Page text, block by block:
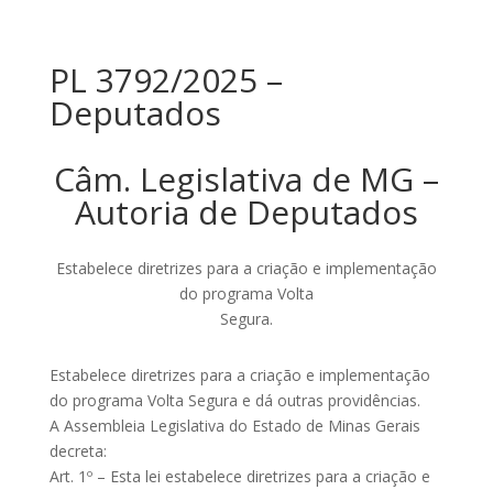
PL 3792/2025 –
Deputados
Câm. Legislativa de MG –
Autoria de Deputados
Estabelece diretrizes para a criação e implementação
do programa Volta
Segura.
Estabelece diretrizes para a criação e implementação
do programa Volta Segura e dá outras providências.
A Assembleia Legislativa do Estado de Minas Gerais
decreta:
Art. 1º – Esta lei estabelece diretrizes para a criação e